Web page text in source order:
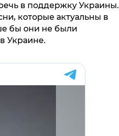
в поддержку Украины.
которые актуальны в
бы они не были
Украине.